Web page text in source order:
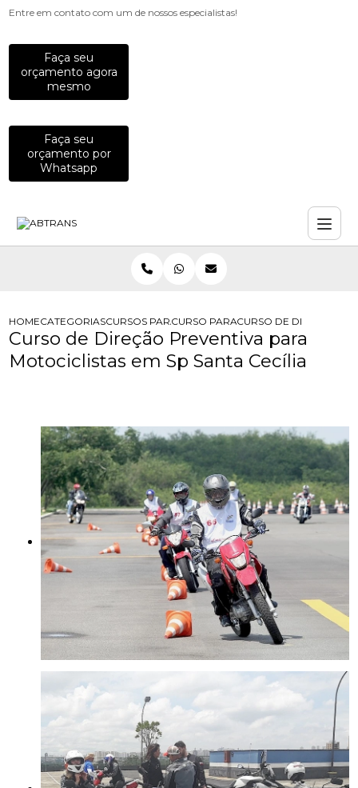
Entre em contato com um de nossos especialistas!
Faça seu
orçamento agora
mesmo
Faça seu
orçamento por
Whatsapp
HOMECATEGORIASCURSOS PARA MOTOCICLISTAS
CURSO PARA MOTOCICLISTAS DE
CURSO DE DIRECAO
Curso de Direção Preventiva para
Motociclistas em Sp Santa Cecília